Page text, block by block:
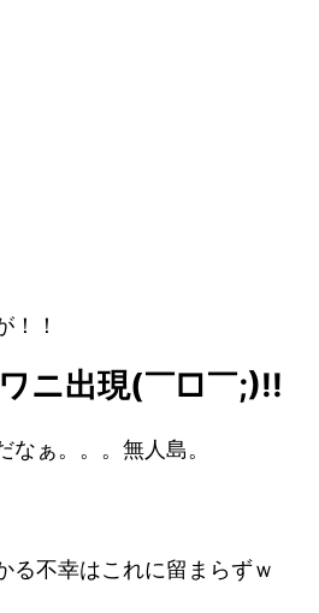
！！
ニ出現(￣□￣;)!!
なぁ。。。無人島。
る不幸はこれに留まらずｗ